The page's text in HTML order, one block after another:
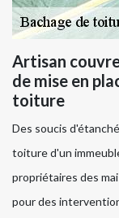
Artisan
de mise en
toiture
Des soucis
toiture d'un
propriétaires des
pour des